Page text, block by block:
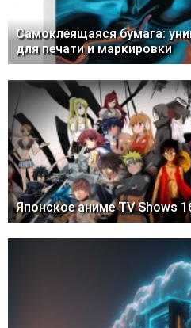
Самоклеящаяся бумага:
для печати и маркировки
Японское аниме TV Shows